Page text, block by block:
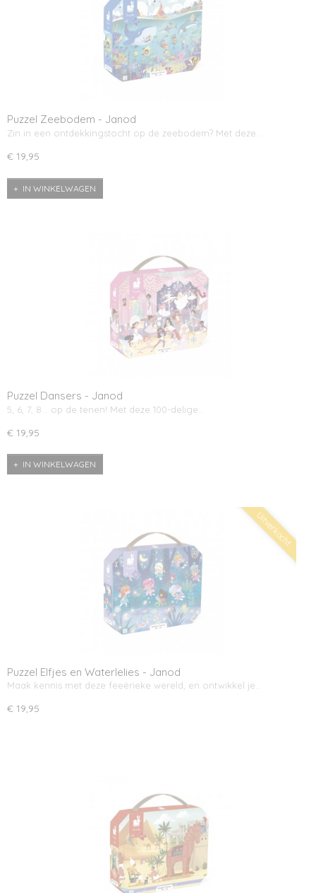
Puzzel Zeebodem - Janod
Zin in een ontdekkingstocht op de zeebodem? Met deze…
€ 19,95
IN WINKELWAGEN
Puzzel Dansers - Janod
5, 6, 7, 8… op de tenen! Met deze 100-delige…
€ 19,95
IN WINKELWAGEN
Uitverkocht
Puzzel Elfjes en Waterlelies - Janod
Maak kennis met deze feeërieke wereld, en ontwikkel je…
€ 19,95